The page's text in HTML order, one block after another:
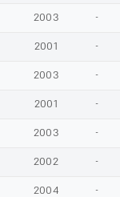
2003 -
2001 -
2003 -
2001 -
2003 -
2002 -
2004 -